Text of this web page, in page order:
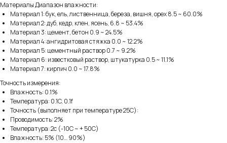
Материалы Диапазон влажности:
Материал 1: бук, ель, лиственница, береза, вишня, орех 8.5 ~ 60.0%
Материал 2: дуб, кедр, клен, ясень, 6.8 ~ 53.4%
Материал 3: цемент, бетон 0.9 ~ 24.5%
Материал 4: ангидритовая стяжка 0.0 ~ 12.2%
Материал 5: цементный раствор 0.7 ~ 9.2%
Материал 6: известковый раствор, штукатурка 0.5 ~ 11.1%
Материал 7: кирпич 0.0 ~ 17.8%
Точность измерения:
Влажность: 0.1%
Температура: 0.1C, 0.1f
Точность (выполняет при температуре 25С):
Проводимость: 2%
Температура: 2с (-10С ~ + 50С)
Влажность: 5% (10… 90%)